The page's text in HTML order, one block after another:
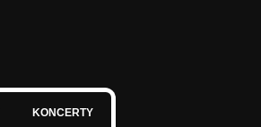
KONCERTY